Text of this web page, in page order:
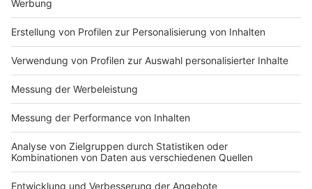
Barbara Rüschoff-Parzinger, LWL-